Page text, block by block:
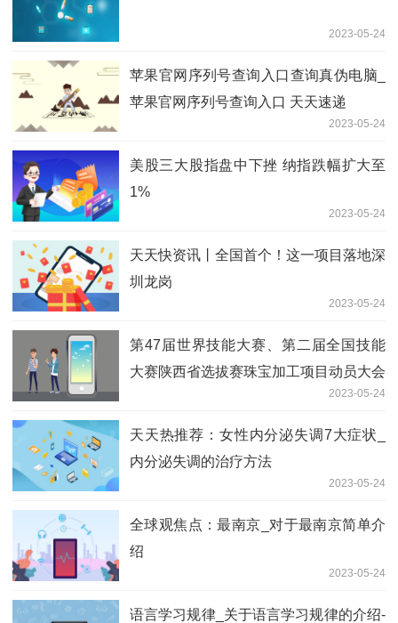
2023-05-24
苹果官网序列号查询入口查询真伪电脑_
苹果官网序列号查询入口 天天速递
2023-05-24
美股三大股指盘中下挫 纳指跌幅扩大至
1%
2023-05-24
天天快资讯丨全国首个！这一项目落地深
圳龙岗
2023-05-24
第47届世界技能大赛、第二届全国技能
大赛陕西省选拔赛珠宝加工项目动员大会
2023-05-24
天天热推荐：女性内分泌失调7大症状_
内分泌失调的治疗方法
2023-05-24
全球观焦点：最南京_对于最南京简单介
绍
2023-05-24
语言学习规律_关于语言学习规律的介绍-